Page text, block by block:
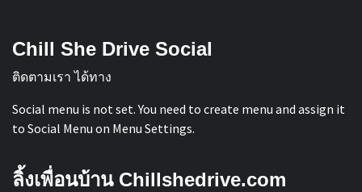
Chill She Drive Social
ติดตามเรา ได้ทาง
Social menu is not set. You need to create menu and assign it
to Social Menu on Menu Settings.
ลิ้งเพื่อนบ้าน Chillshedrive.com